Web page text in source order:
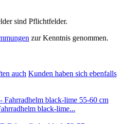
sind Pflichtfelder.
zur Kenntnis genommen.
auch Kunden haben sich ebenfalls
black-lime...